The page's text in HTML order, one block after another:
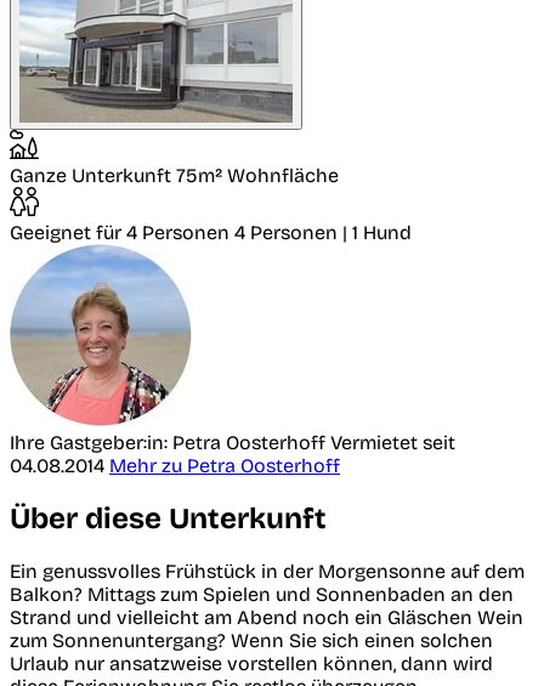
Ganze Unterkunft 75m² Wohnfläche
Geeignet für 4 Personen 4 Personen | 1 Hund
Ihre Gastgeber:in: Petra Oosterhoff Vermietet seit
04.08.2014 Mehr zu Petra Oosterhoff
Über diese Unterkunft
Ein genussvolles Frühstück in der Morgensonne auf dem
Balkon? Mittags zum Spielen und Sonnenbaden an den
Strand und vielleicht am Abend noch ein Gläschen Wein
zum Sonnenuntergang? Wenn Sie sich einen solchen
Urlaub nur ansatzweise vorstellen können, dann wird